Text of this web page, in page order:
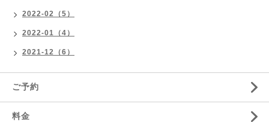
2022-02（5）
2022-01（4）
2021-12（6）
ご予約
料金